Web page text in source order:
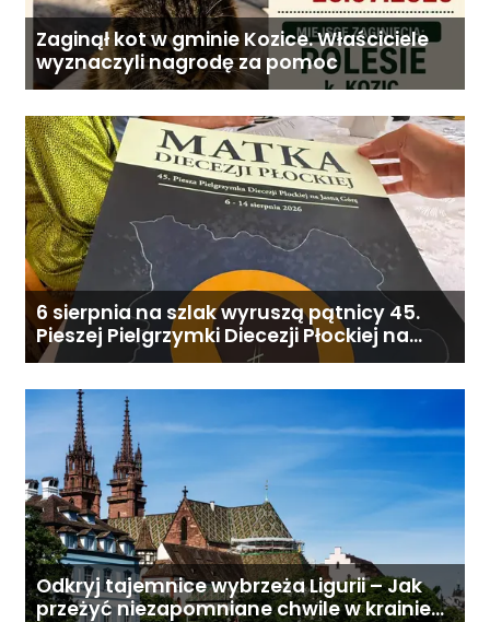
Zaginął kot w gminie Kozice. Właściciele
wyznaczyli nagrodę za pomoc
6 sierpnia na szlak wyruszą pątnicy 45.
Pieszej Pielgrzymki Diecezji Płockiej na
Jasną Górę
Odkryj tajemnice wybrzeża Ligurii – Jak
przeżyć niezapomniane chwile w krainie